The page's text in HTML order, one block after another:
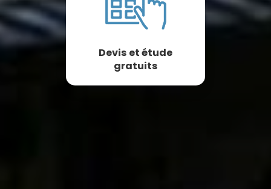
Devis et étude
gratuits